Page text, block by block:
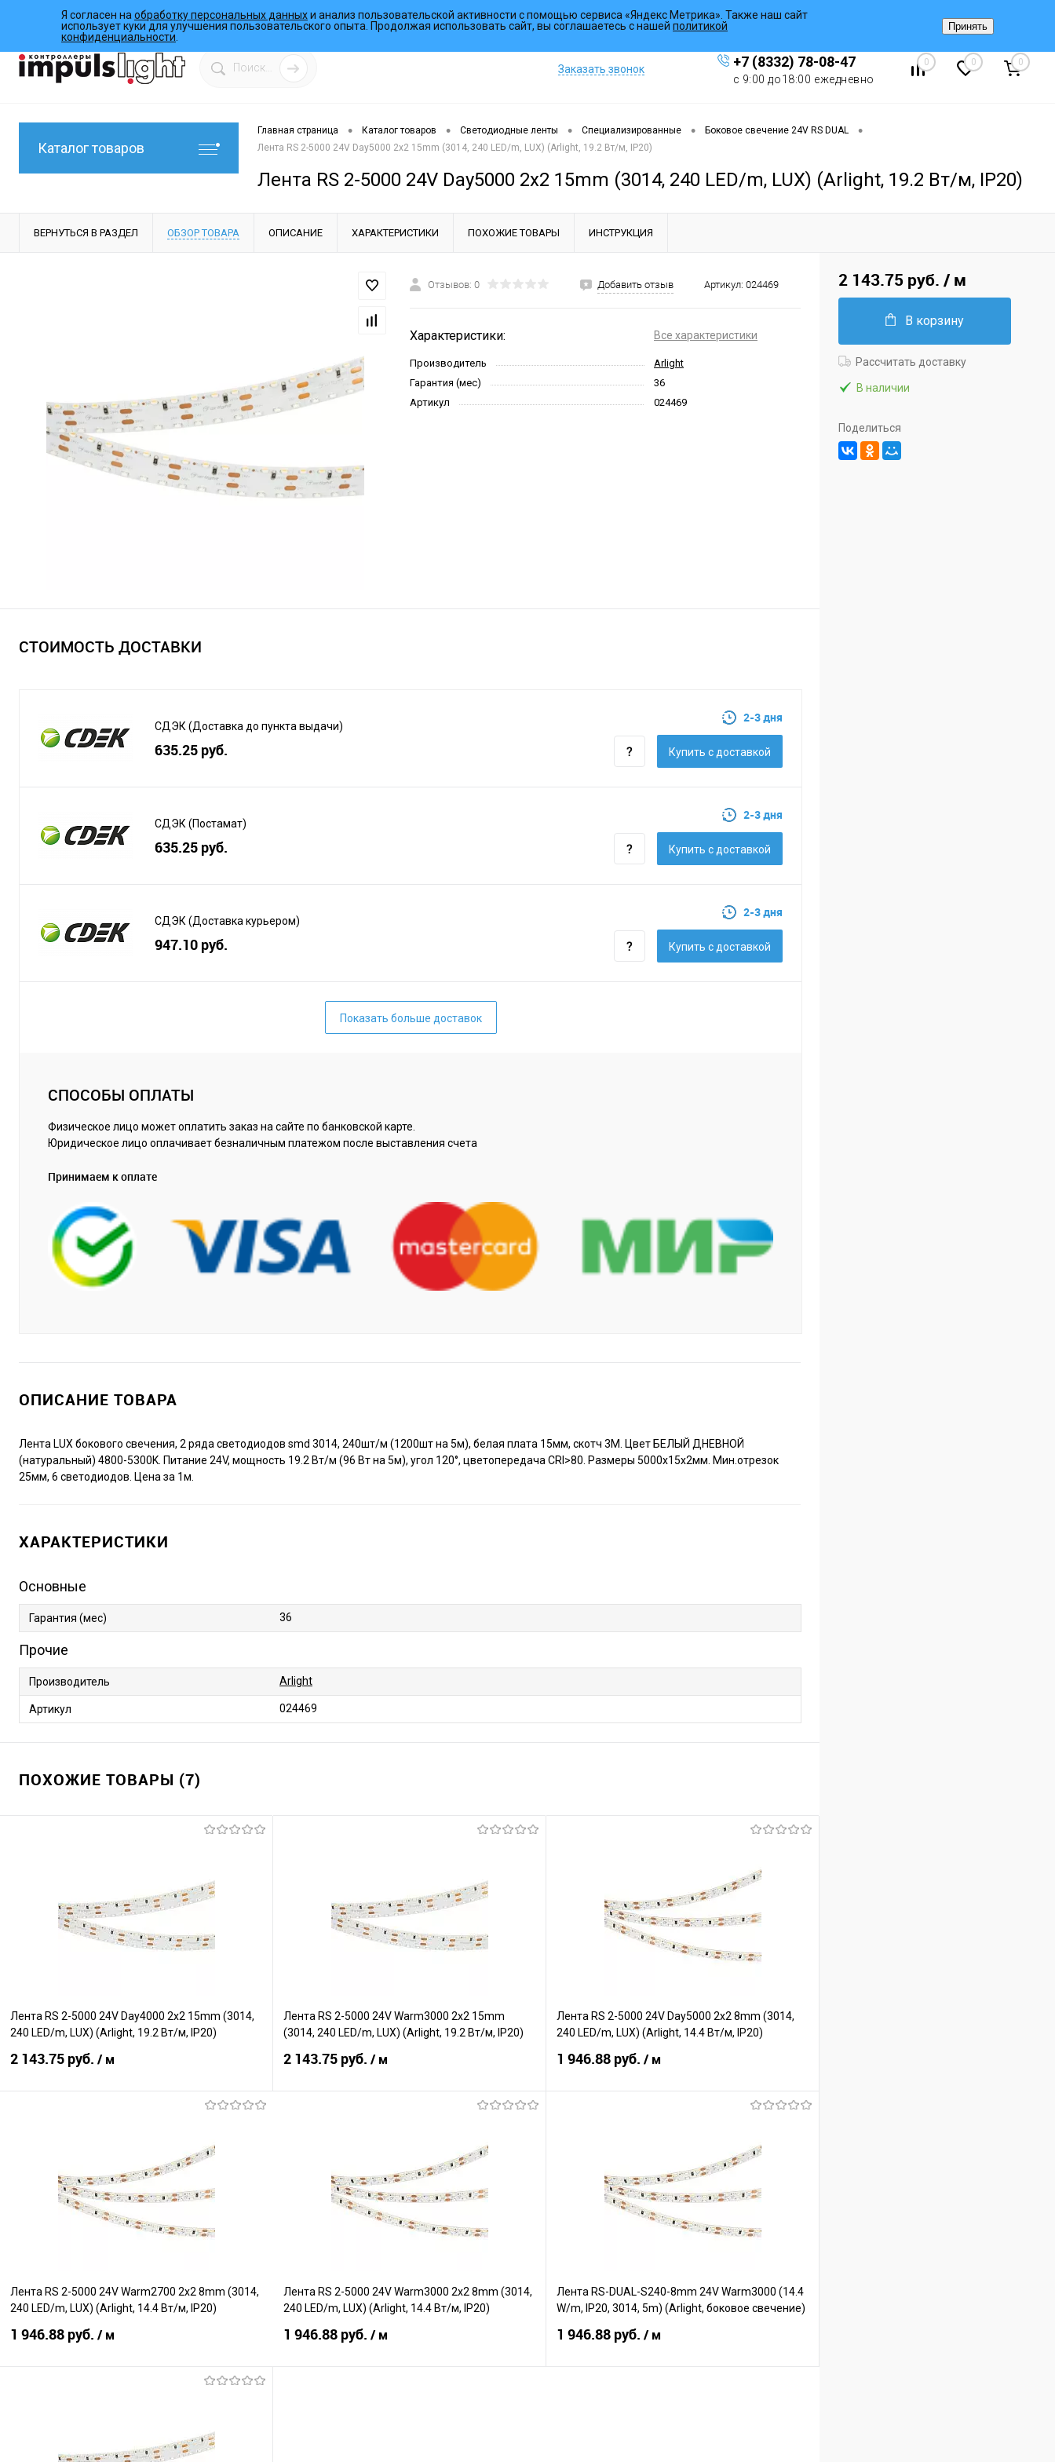
О компании Инструкции Работы Программы Коллекции Регистрация
Заказать звонок +7 (8332) 78-08-47
с 9:00 до18:00 ежедневно
0 0 0
Каталог товаров
Главная страница • Каталог товаров • Светодиодные ленты • Специализированные • Боковое свечение 24V RS DUAL •
Лента RS 2-5000 24V Day5000 2x2 15mm (3014, 240 LED/m, LUX) (Arlight, 19.2 Вт/м, IP20)
Лента RS 2-5000 24V Day5000 2x2 15mm (3014, 240 LED/m, LUX) (Arlight, 19.2 Вт/м, IP20)
ВЕРНУТЬСЯ В РАЗДЕЛ ОБЗОР ТОВАРА ОПИСАНИЕ ХАРАКТЕРИСТИКИ ПОХОЖИЕ ТОВАРЫ ИНСТРУКЦИЯ
Отзывов: 0 Добавить отзыв Артикул: 024469
Характеристики: Все характеристики
Производитель
Arlight
Гарантия (мес)
36
Артикул
024469
СТОИМОСТЬ ДОСТАВКИ
СДЭК (Доставка до пункта выдачи)
635.25 руб.
2-3 дня
Купить c доставкой
СДЭК (Постамат)
635.25 руб.
2-3 дня
Купить c доставкой
СДЭК (Доставка курьером)
947.10 руб.
2-3 дня
Купить c доставкой
Показать больше доставок
СПОСОБЫ ОПЛАТЫ
Физическое лицо может оплатить заказ на сайте по банковской карте.
Юридическое лицо оплачивает безналичным платежом после выставления счета
Принимаем к оплате
ОПИСАНИЕ ТОВАРА
Лента LUX бокового свечения, 2 ряда светодиодов smd 3014, 240шт/м (1200шт на 5м), белая плата 15мм, скотч 3М. Цвет БЕЛЫЙ ДНЕВНОЙ
(натуральный) 4800-5300K. Питание 24V, мощность 19.2 Вт/м (96 Вт на 5м), угол 120°, цветопередача CRI>80. Размеры 5000х15х2мм. Мин.отрезок
25мм, 6 светодиодов. Цена за 1м.
ХАРАКТЕРИСТИКИ
Основные
Гарантия (мес) 36
Прочие
Производитель Arlight
Артикул 024469
ПОХОЖИЕ ТОВАРЫ (7)
Лента RS 2-5000 24V Day4000 2x2 15mm (3014,
240 LED/m, LUX) (Arlight, 19.2 Вт/м, IP20)
2 143.75 руб. / м
В избранное
В наличии
Лента RS 2-5000 24V Warm3000 2x2 15mm
(3014, 240 LED/m, LUX) (Arlight, 19.2 Вт/м, IP20)
2 143.75 руб. / м
В избранное
В наличии
Лента RS 2-5000 24V Day5000 2x2 8mm (3014,
240 LED/m, LUX) (Arlight, 14.4 Вт/м, IP20)
1 946.88 руб. / м
В избранное
В наличии
Лента RS 2-5000 24V Warm2700 2x2 8mm (3014,
240 LED/m, LUX) (Arlight, 14.4 Вт/м, IP20)
1 946.88 руб. / м
Лента RS 2-5000 24V Warm3000 2x2 8mm (3014,
240 LED/m, LUX) (Arlight, 14.4 Вт/м, IP20)
1 946.88 руб. / м
Лента RS-DUAL-S240-8mm 24V Warm3000 (14.4
W/m, IP20, 3014, 5m) (Arlight, боковое свечение)
1 946.88 руб. / м
2 143.75 руб. / м
В корзину
Рассчитать доставку
В наличии
Поделиться
Я согласен на обработку персональных данныхи анализ пользовательской активности с помощью сервиса «Яндекс Метрика». Также наш сайт
использует куки для улучшения пользовательского опыта. Продолжая использовать сайт, вы соглашаетесь с нашей политикой
конфиденциальности
Принять